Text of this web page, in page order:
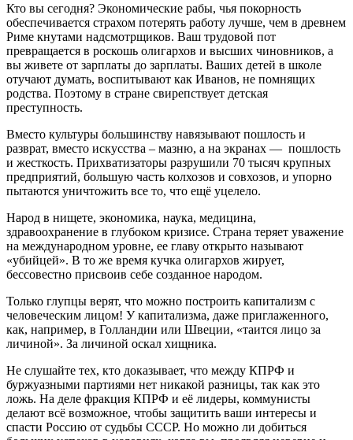
Кто вы сегодня? Экономические рабы, чья покорность
обеспечивается страхом потерять работу лучше, чем в древнем
Риме кнутами надсмотрщиков. Ваш трудовой пот
превращается в роскошь олигархов и высших чиновников, а
вы живете от зарплаты до зарплаты. Ваших детей в школе
отучают думать, воспитывают как Иванов, не помнящих
родства. Поэтому в стране свирепствует детская
преступность.
Вместо культуры большинству навязывают пошлость и
разврат, вместо искусства – мазню, а на экранах — пошлость
и жесткость. Прихватизаторы разрушили 70 тысяч крупных
предприятий, большую часть колхозов и совхозов, и упорно
пытаются уничтожить все то, что ещё уцелело.
Народ в нищете, экономика, наука, медицина,
здравоохранение в глубоком кризисе. Страна теряет уважение
на международном уровне, ее главу открыто называют
«убийцей». В то же время кучка олигархов жирует,
бессовестно присвоив себе созданное народом.
Только глупцы верят, что можно построить капитализм с
человеческим лицом! У капитализма, даже приглаженного,
как, например, в Голландии или Швеции, «таится лицо за
личиной». За личиной оскал хищника.
Не слушайте тех, кто доказывает, что между КПРФ и
буржуазными партиями нет никакой разницы, так как это
ложь. На деле фракция КПРФ и её лидеры, коммунисты
делают всё возможное, чтобы защитить ваши интересы и
спасти Россию от судьбы СССР. Но можно ли добиться